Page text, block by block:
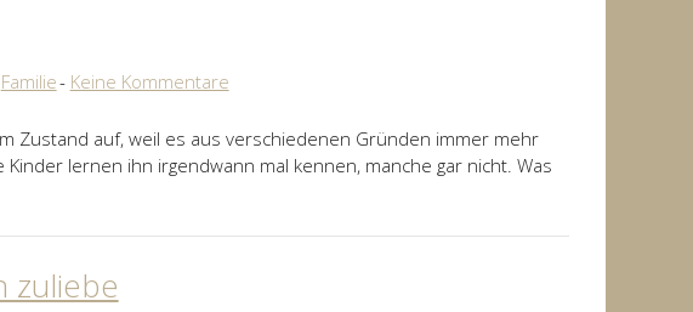
Familie Keine Kommentare
Zustand auf, weil es aus verschiedenen Gründen immer mehr
lernen ihn irgendwann mal kennen, manche gar nicht. Was
zuliebe